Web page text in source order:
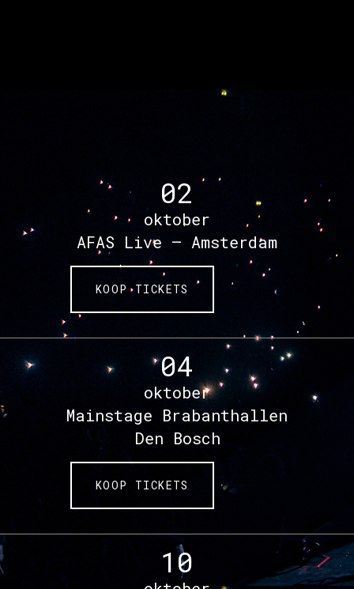
02
oktober
AFAS Live – Amsterdam
KOOP TICKETS
04
oktober
Mainstage Brabanthallen
Den Bosch
KOOP TICKETS
10